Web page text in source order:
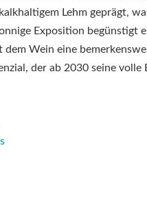
Lehm geprägt,
Exposition begünstigt
dem Wein eine
der ab 2030 seine volle